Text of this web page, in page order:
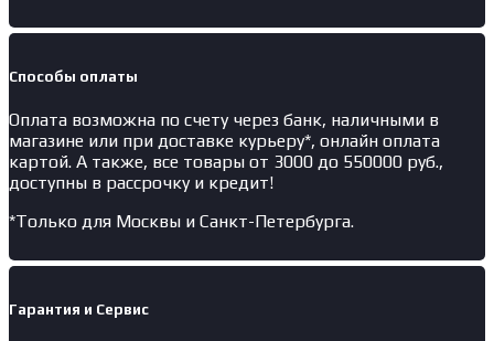
Способы оплаты
Оплата возможна по счету через банк, наличными в
магазине или при доставке курьеру*, онлайн оплата
картой. А также, все товары от 3000 до 550000 руб.,
доступны в рассрочку и кредит!
*Только для Москвы и Санкт-Петербурга.
Гарантия и Сервис